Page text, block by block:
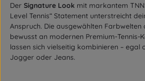
Der Signature Look mit markantem
Level Tennis“ Statement unterstreicht
Anspruch. Die ausgewählten Farbwelten
bewusst an modernen Premium-Tennis-
lassen sich vielseitig kombinieren – egal
Jogger oder Jeans.